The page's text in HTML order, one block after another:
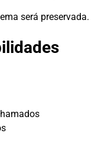
será preservada.